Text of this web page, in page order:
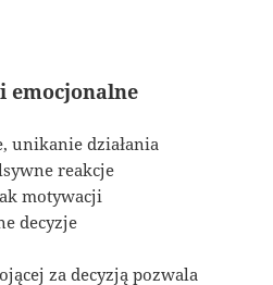
emocjonalne
unikanie działania
reakcje
motywacji
decyzje
za decyzją pozwala